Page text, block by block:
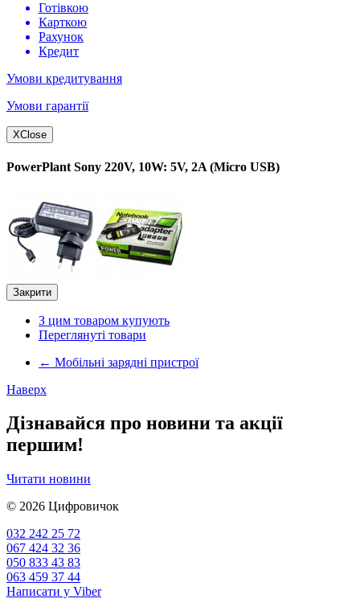
Готівкою
Карткою
Рахунок
Кредит
Умови кредитування
Умови гарантії
XClose
PowerPlant Sony 220V, 10W: 5V, 2A (Micro USB)
Закрити
З цим товаром купують
Переглянуті товари
← Мобільні зарядні пристрої
Наверх
Дізнавайся про новини та акції
першим!
Читати новини
© 2026 Цифровичок
032 242 25 72
067 424 32 36
050 833 43 83
063 459 37 44
Написати у Viber